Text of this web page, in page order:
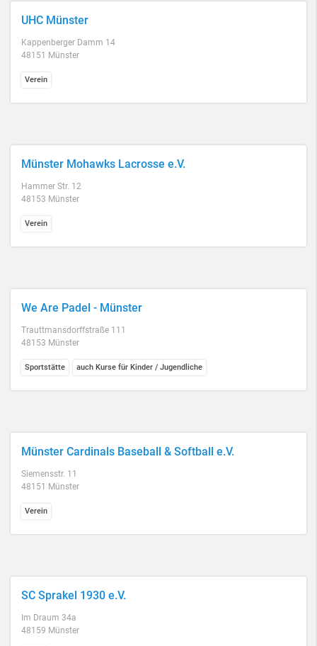
UHC Münster
Kappenberger Damm 14
48151 Münster
Verein
Münster Mohawks Lacrosse e.V.
Hammer Str. 12
48153 Münster
Verein
We Are Padel - Münster
Trauttmansdorffstraße 111
48153 Münster
Sportstätte auch Kurse für Kinder / Jugendliche
Münster Cardinals Baseball & Softball e.V.
Siemensstr. 11
48151 Münster
Verein
SC Sprakel 1930 e.V.
Im Draum 34a
48159 Münster